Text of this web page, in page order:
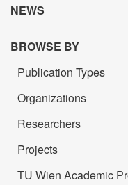
NEWS
BROWSE BY
Publication Types
Organizations
Researchers
Projects
TU Wien Academic